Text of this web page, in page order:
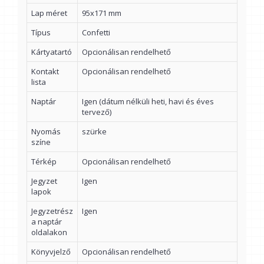
Lap méret
95x171 mm
Típus
Confetti
Kártyatartó
Opcionálisan rendelhető
Kontakt
lista
Opcionálisan rendelhető
Naptár
Igen (dátum nélküli heti, havi és éves
tervező)
Nyomás
színe
szürke
Térkép
Opcionálisan rendelhető
Jegyzet
lapok
Igen
Jegyzetrész
a naptár
oldalakon
Igen
Könyvjelző
Opcionálisan rendelhető